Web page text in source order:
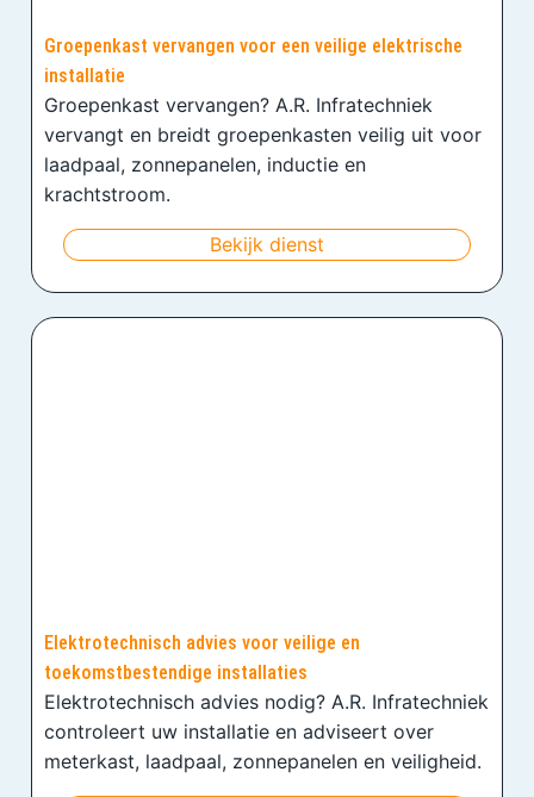
Groepenkast vervangen voor een veilige elektrische
installatie
Groepenkast vervangen? A.R. Infratechniek
vervangt en breidt groepenkasten veilig uit voor
laadpaal, zonnepanelen, inductie en
krachtstroom.
Bekijk dienst
Elektrotechnisch advies voor veilige en
toekomstbestendige installaties
Elektrotechnisch advies nodig? A.R. Infratechniek
controleert uw installatie en adviseert over
meterkast, laadpaal, zonnepanelen en veiligheid.